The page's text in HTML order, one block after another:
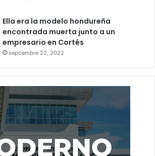
Ella era la modelo hondureña
encontrada muerta junto a un
empresario en Cortés
septiembre 22, 2022